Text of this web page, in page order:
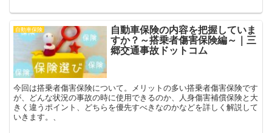
自動車保険 自動車保険の内容を把握していま
すか？～搭乗者傷害保険編～｜三
郷交通事故ドットコム
今回は搭乗者傷害保険について。メリットの多い搭乗者傷害保険です
が、どんな状況の事故の時に使用できるのか、人身傷害補償保険と大
きく違うポイント、どちらを優先すべきなのかなどを詳しく解説して
いきます。、